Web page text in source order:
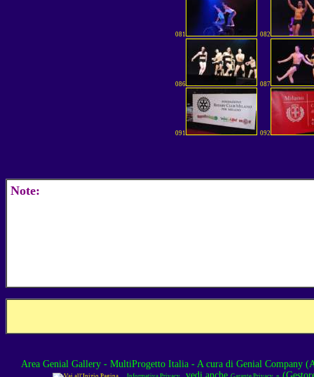
081 082
086 087
091 092
Note:
Area Genial Gallery - MultiProgetto Italia- A cura di Genial Company